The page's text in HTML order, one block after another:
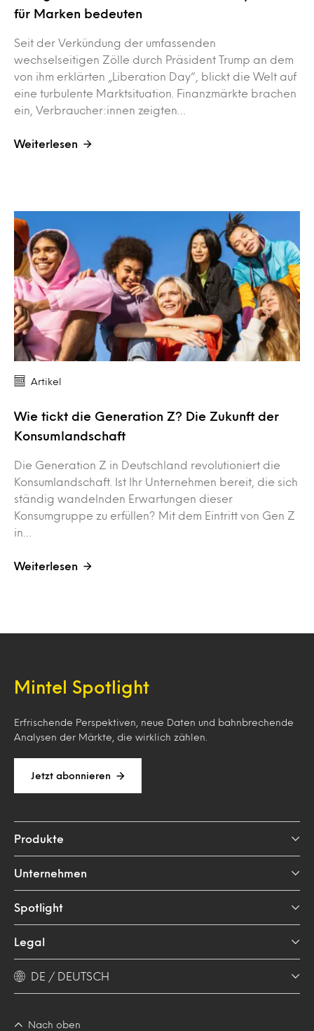
für Marken bedeuten
Seit der Verkündung der umfassenden
wechselseitigen Zölle durch Präsident Trump an dem
von ihm erklärten „Liberation Day“, blickt die Welt auf
eine turbulente Marktsituation. Finanzmärkte brachen
ein, Verbraucher:innen zeigten…
Weiterlesen
Artikel
Wie tickt die Generation Z? Die Zukunft der
Konsumlandschaft
Die Generation Z in Deutschland revolutioniert die
Konsumlandschaft. Ist Ihr Unternehmen bereit, die sich
ständig wandelnden Erwartungen dieser
Konsumgruppe zu erfüllen? Mit dem Eintritt von Gen Z
in…
Weiterlesen
Mintel Spotlight
Erfrischende Perspektiven, neue Daten und bahnbrechende
Analysen der Märkte, die wirklich zählen.
Jetzt abonnieren
Produkte
Unternehmen
Spotlight
Legal
DE / DEUTSCH
Nach oben